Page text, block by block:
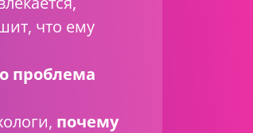
что ему
проблема
почему